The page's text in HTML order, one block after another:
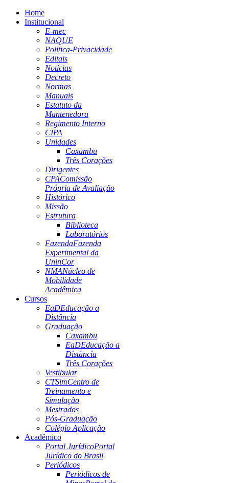
Home
Institucional
E-mec
NAQUE
Politica-Privacidade
Editais
Notícias
Decreto
Normas
Manuais
Estatuto da
Mantenedora
Regimento Interno
CIPA
Unidades
Caxambu
Três Corações
Dirigentes
CPAComissão
Própria de Avaliação
Histórico
Missão
Estrutura
Biblioteca
Laboratórios
FazendaFazenda
Experimental da
UninCor
NMANúcleo de
Mobilidade
Acadêmica
Cursos
EaDEducação a
Distância
Graduação
Caxambu
EaDEducação a
Distância
Três Corações
Vestibular
CTSimCentro de
Treinamento e
Simulação
Mestrados
Pós-Graduação
Colégio Aplicação
Acadêmico
Portal JurídicoPortal
Jurídico do Brasil
Periódicos
Periódicos de